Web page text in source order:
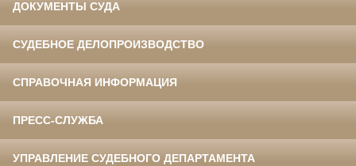
ДОКУМЕНТЫ СУДА
СУДЕБНОЕ ДЕЛОПРОИЗВОДСТВО
СПРАВОЧНАЯ ИНФОРМАЦИЯ
ПРЕСС-СЛУЖБА
УПРАВЛЕНИЕ СУДЕБНОГО ДЕПАРТАМЕНТА